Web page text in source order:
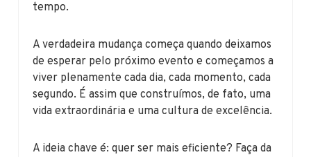
tempo.
A verdadeira mudança começa quando deixamos
de esperar pelo próximo evento e começamos a
viver plenamente cada dia, cada momento, cada
segundo. É assim que construímos, de fato, uma
vida extraordinária e uma cultura de excelência.
A ideia chave é: quer ser mais eficiente? Faça da